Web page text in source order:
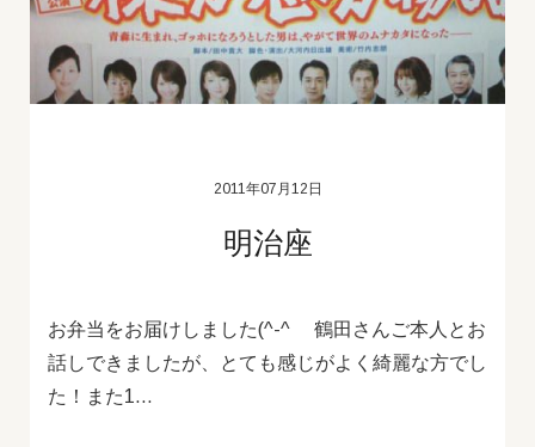
2011年07月12日
明治座
お弁当をお届けしました(^-^ゞ 鶴田さんご本人とお
話しできましたが、とても感じがよく綺麗な方でし
た！また1…